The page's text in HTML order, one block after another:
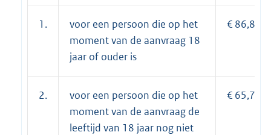
1.
voor een persoon die op het
moment van de aanvraag 18
jaar of ouder is
€ 86,85;
2.
voor een persoon die op het
moment van de aanvraag de
leeftijd van 18 jaar nog niet
€ 65,70;